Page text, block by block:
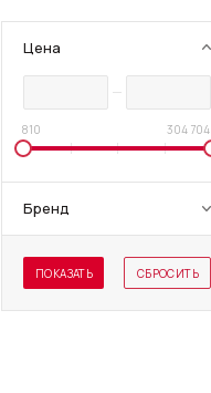
Цена
810 304 704
Бренд
ПОКАЗАТЬ СБРОСИТЬ